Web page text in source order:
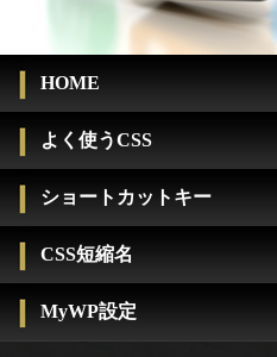
HOME
よく使うCSS
ショートカットキー
CSS短縮名
MyWP設定